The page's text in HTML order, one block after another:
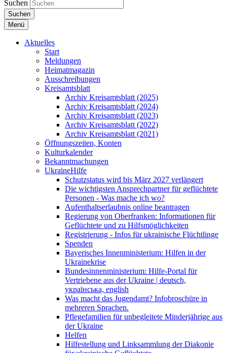
Suchen
Suchen
Menü
Aktuelles
Start
Meldungen
Heimatmagazin
Ausschreibungen
Kreisamtsblatt
Archiv Kreisamtsblatt (2025)
Archiv Kreisamtsblatt (2024)
Archiv Kreisamtsblatt (2023)
Archiv Kreisamtsblatt (2022)
Archiv Kreisamtsblatt (2021)
Öffnungszeiten, Konten
Kulturkalender
Bekanntmachungen
UkraineHilfe
Schutzstatus wird bis März 2027 verlängert
Die wichtigsten Ansprechpartner für geflüchtete
Personen - Was mache ich wo?
Aufenthaltserlaubnis online beantragen
Regierung von Oberfranken: Informationen für
Geflüchtete und zu Hilfsmöglichkeiten
Registrierung - Infos für ukrainische Flüchtlinge
Spenden
Bayerisches Innenministerium: Hilfen in der
Ukrainekrise
Bundesinnenministerium: Hilfe-Portal für
Vertriebene aus der Ukraine | deutsch,
українська, english
Was macht das Jugendamt? Infobroschüre in
mehreren Sprachen.
Pflegefamilien für unbegleitete Minderjährige aus
der Ukraine
Helfen
Hilfestellung und Linksammlung der Diakonie